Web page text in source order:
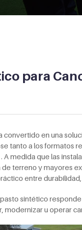
para
convertido en una
tanto a los formatos
medida que las
terreno y mayores
entre
sintético
modernizar u operar